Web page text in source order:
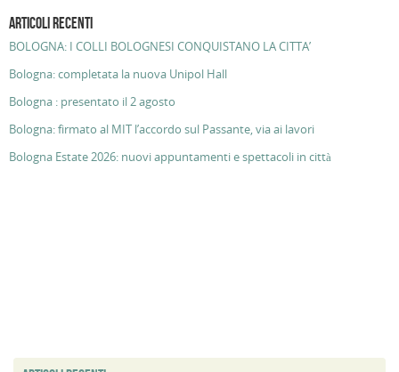
ARTICOLI RECENTI
BOLOGNA: I COLLI BOLOGNESI CONQUISTANO LA CITTA’
Bologna: completata la nuova Unipol Hall
Bologna : presentato il 2 agosto
Bologna: firmato al MIT l’accordo sul Passante, via ai lavori
Bologna Estate 2026: nuovi appuntamenti e spettacoli in città